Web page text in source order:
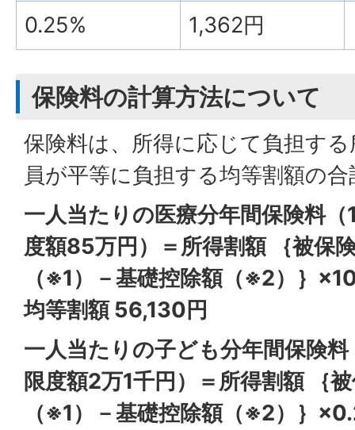
0.25%
1,362円
保険料の計算方法について
保険料は、所得に応じて負担す
員が平等に負担する均等割額の
一人当たりの医療分年間保険料
度額85万円）＝所得割額 ｛被保
（※1）－基礎控除額（※2）｝
均等割額 56,130円
一人当たりの子ども分年間保険
限度額2万1千円）＝所得割額 ｛
（※1）－基礎控除額（※2）｝